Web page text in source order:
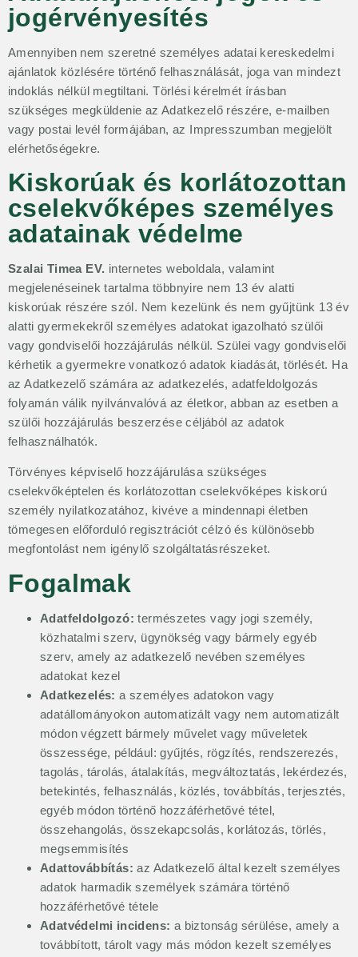
jogérvényesítés
Amennyiben nem szeretné személyes adatai kereskedelmi
ajánlatok közlésére történő felhasználását, joga van mindezt
indoklás nélkül megtiltani. Törlési kérelmét írásban
szükséges megküldenie az Adatkezelő részére, e-mailben
vagy postai levél formájában, az Impresszumban megjelölt
elérhetőségekre.
Kiskorúak és korlátozottan
cselekvőképes személyes
adatainak védelme
Szalai Timea EV. internetes weboldala, valamint
megjelenéseinek tartalma többnyire nem 13 év alatti
kiskorúak részére szól. Nem kezelünk és nem gyűjtünk 13 év
alatti gyermekekről személyes adatokat igazolható szülői
vagy gondviselői hozzájárulás nélkül. Szülei vagy gondviselői
kérhetik a gyermekre vonatkozó adatok kiadását, törlését. Ha
az Adatkezelő számára az adatkezelés, adatfeldolgozás
folyamán válik nyilvánvalóvá az életkor, abban az esetben a
szülői hozzájárulás beszerzése céljából az adatok
felhasználhatók.
Törvényes képviselő hozzájárulása szükséges
cselekvőképtelen és korlátozottan cselekvőképes kiskorú
személy nyilatkozatához, kivéve a mindennapi életben
tömegesen előforduló regisztrációt célzó és különösebb
megfontolást nem igénylő szolgáltatásrészeket.
Fogalmak
Adatfeldolgozó:természetes vagy jogi személy,
közhatalmi szerv, ügynökség vagy bármely egyéb
szerv, amely az adatkezelő nevében személyes
adatokat kezel
Adatkezelés:a személyes adatokon vagy
adatállományokon automatizált vagy nem automatizált
módon végzett bármely művelet vagy műveletek
összessége, például: gyűjtés, rögzítés, rendszerezés,
tagolás, tárolás, átalakítás, megváltoztatás, lekérdezés,
betekintés, felhasználás, közlés, továbbítás, terjesztés,
egyéb módon történő hozzáférhetővé tétel,
összehangolás, összekapcsolás, korlátozás, törlés,
megsemmisítés
Adattovábbítás: az Adatkezelő által kezelt személyes
adatok harmadik személyek számára történő
hozzáférhetővé tétele
Adatvédelmi incidens: a biztonság sérülése, amely a
továbbított, tárolt vagy más módon kezelt személyes